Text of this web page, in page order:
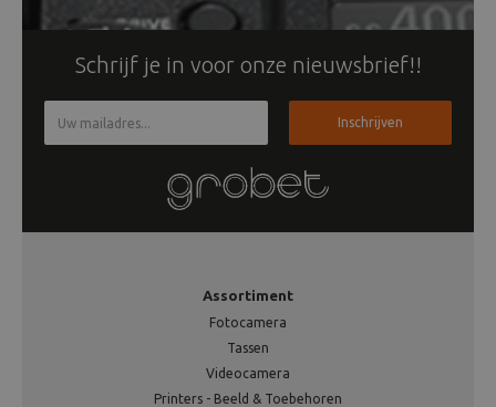
Schrijf je in voor onze nieuwsbrief!!
Inschrijven
Assortiment
Fotocamera
Tassen
Videocamera
Printers - Beeld & Toebehoren